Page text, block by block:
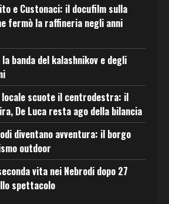
e Custonaci: il docufilm sulla
fermò la raffineria negli anni
banda del kalashnikov e degli
locale scuote il centrodestra: il
De Luca resta ago della bilancia
diventano avventura: il borgo
outdoor
vita nei Nebrodi dopo 27
spettacolo